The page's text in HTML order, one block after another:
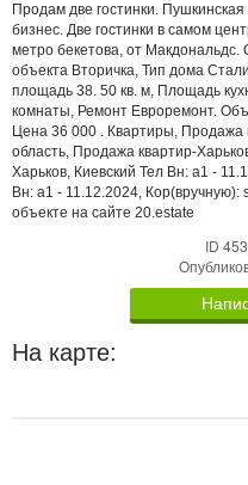
Продам две гостинки.
бизнес. Две гостинки в самом
метро бекетова, от Макдональдс.
объекта Вторичка, Тип дома
площадь 38. 50 кв. м, Площадь
комнаты, Ремонт Евроремонт.
Цена 36 000 . Квартиры, Продажа
область, Продажа квартир-
Харьков, Киевский Тел Вн: a1 -
Вн: a1 - 11.12.2024,
объекте на сайте 20.estate
ID
На карте: